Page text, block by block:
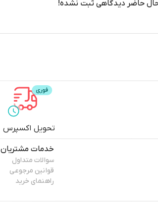
حاضر دیدگاهی ثبت نشده!
تحویل اکسپرس
خدمات مشتریان
سوالات متداول
قوانین مرجوعی
راهنمای خرید